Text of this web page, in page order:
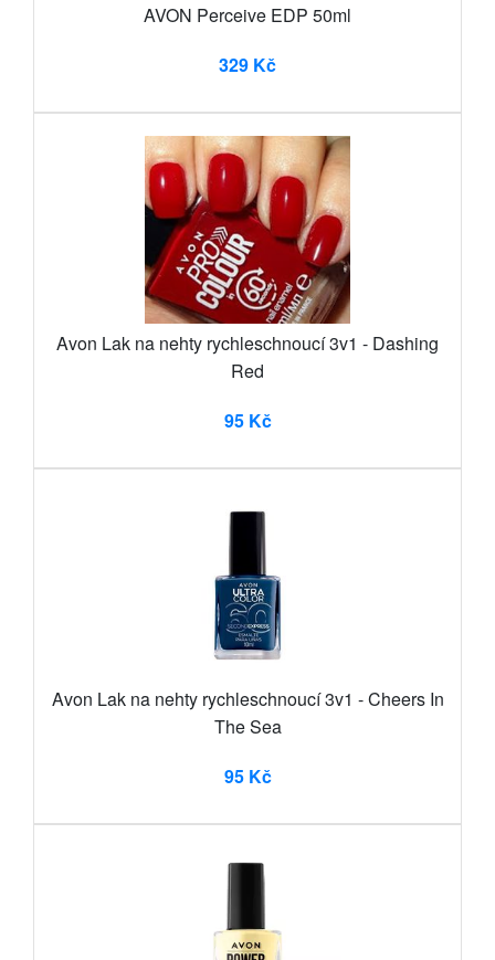
AVON Perceive EDP 50ml
329 Kč
Avon Lak na nehty rychleschnoucí 3v1 - Dashing
Red
95 Kč
Avon Lak na nehty rychleschnoucí 3v1 - Cheers In
The Sea
95 Kč